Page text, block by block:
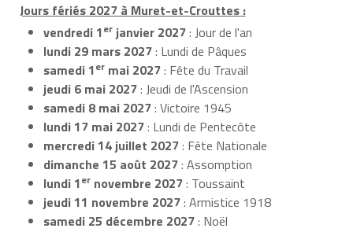
Jours fériés 2027 à Muret-et-Crouttes :
vendredi 1er janvier 2027: Jour de l'an
lundi 29 mars 2027: Lundi de Pâques
samedi 1er mai 2027: Fête du Travail
jeudi 6 mai 2027: Jeudi de l'Ascension
samedi 8 mai 2027: Victoire 1945
lundi 17 mai 2027: Lundi de Pentecôte
mercredi 14 juillet 2027: Fête Nationale
dimanche 15 août 2027: Assomption
lundi 1er novembre 2027: Toussaint
jeudi 11 novembre 2027: Armistice 1918
samedi 25 décembre 2027: Noël